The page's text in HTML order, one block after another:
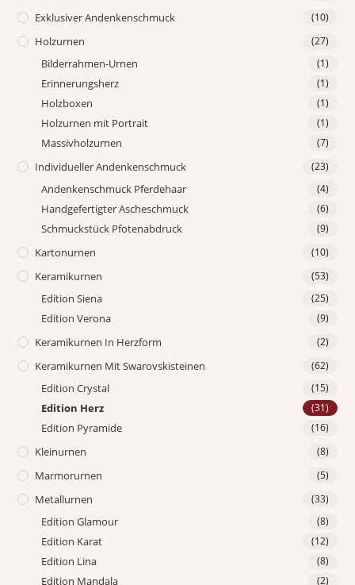
Exklusiver Andenkenschmuck (10)
Holzurnen (27)
Bilderrahmen-Urnen (1)
Erinnerungsherz (1)
Holzboxen (1)
Holzurnen mit Portrait (1)
Massivholzurnen (7)
Individueller Andenkenschmuck (23)
Andenkenschmuck Pferdehaar (4)
Handgefertigter Ascheschmuck (6)
Schmuckstück Pfotenabdruck (9)
Kartonurnen (10)
Keramikurnen (53)
Edition Siena (25)
Edition Verona (9)
Keramikurnen In Herzform (2)
Keramikurnen Mit Swarovskisteinen (62)
Edition Crystal (15)
Edition Herz (31)
Edition Pyramide (16)
Kleinurnen (8)
Marmorurnen (5)
Metallurnen (33)
Edition Glamour (8)
Edition Karat (12)
Edition Lina (8)
Edition Mandala (2)